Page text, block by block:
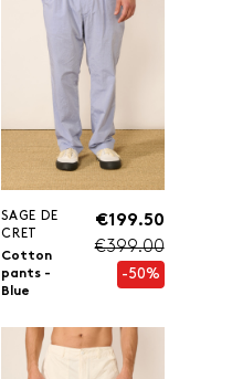
SAGE DE
CRET
Cotton
pants -
Blue
€199.50
€399.00
-50%